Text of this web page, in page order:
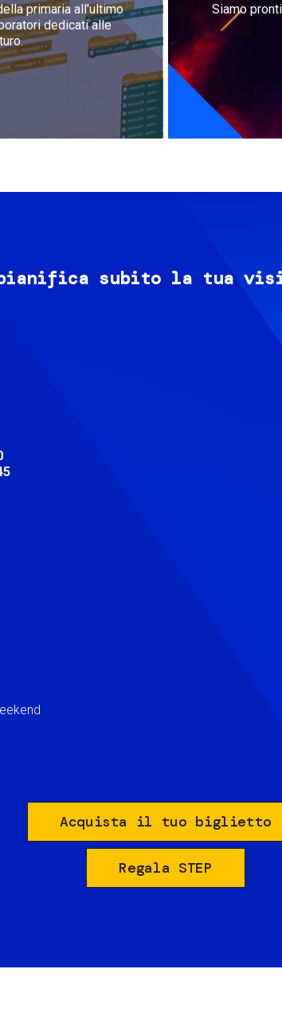
primaria all'ultimo
dedicati alle
Siamo
subito la tua
Acquista il tuo biglietto
Regala STEP